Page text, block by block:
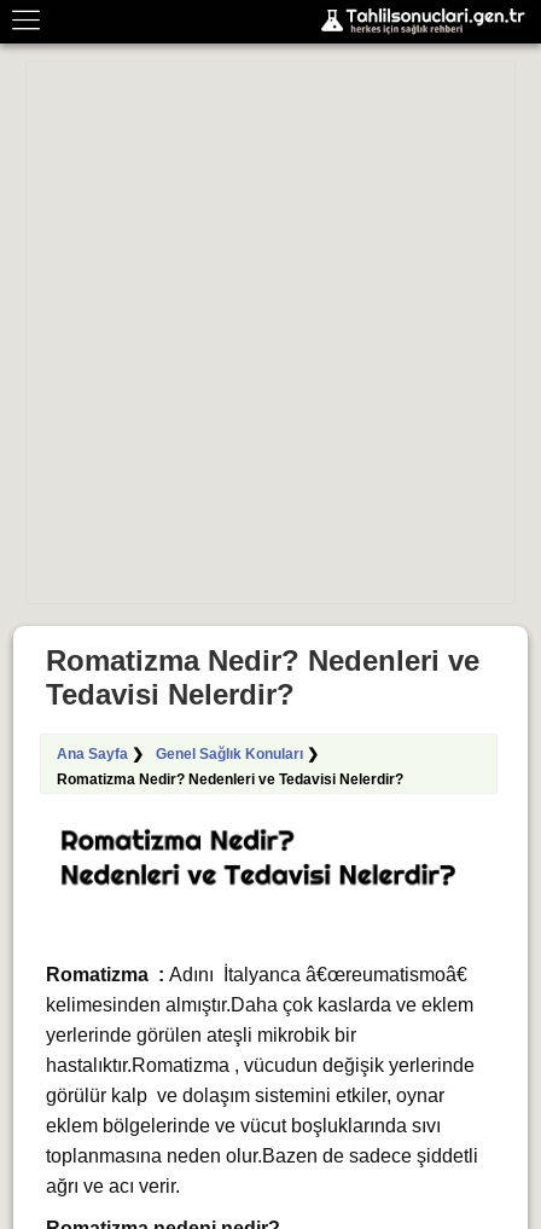
Romatizma Nedir? Nedenleri ve
Tedavisi Nelerdir?
Ana Sayfa❯ Genel Sağlık Konuları❯
Romatizma Nedir? Nedenleri ve Tedavisi Nelerdir?
Romatizma : Adını İtalyanca â€œreumatismoâ€
kelimesinden almıştır.Daha çok kaslarda ve eklem
yerlerinde görülen ateşli mikrobik bir
hastalıktır.Romatizma , vücudun değişik yerlerinde
görülür kalp ve dolaşım sistemini etkiler, oynar
eklem bölgelerinde ve vücut boşluklarında sıvı
toplanmasına neden olur.Bazen de sadece şiddetli
ağrı ve acı verir.